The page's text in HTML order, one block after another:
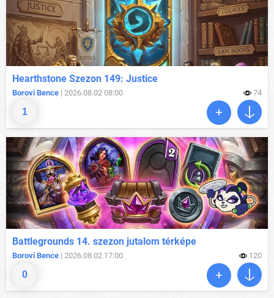
1
Hearthstone Szezon 149: Justice
Borovi Bence | 2026.08.02 08:00 74
0
Battlegrounds 14. szezon jutalom térképe
Borovi Bence | 2026.08.02 17:00 120